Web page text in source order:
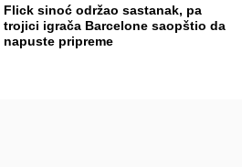
Flick sinoć održao sastanak, pa
trojici igrača Barcelone saopštio da
napuste pripreme